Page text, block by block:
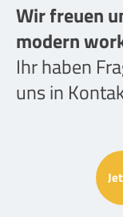
Wir freuen
modern
Ihr haben
uns in